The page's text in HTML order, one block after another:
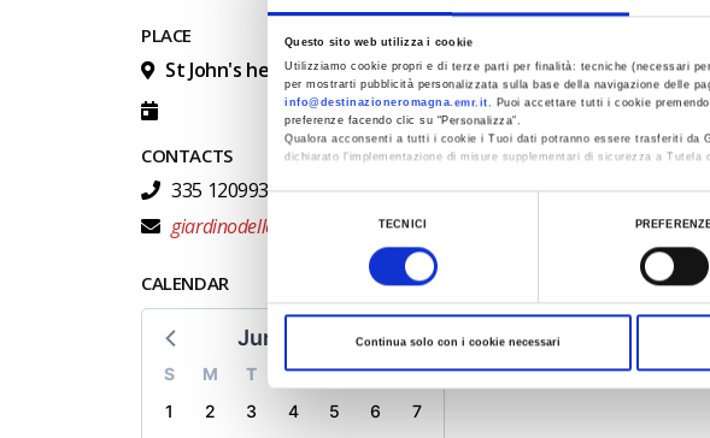
Questo sito web utilizza i cookie
Utilizziamo cookie propri e di terze parti per finalità: tecniche (necessari
per mostrarti pubblicità personalizzata sulla base della navigazione delle
info@destinazioneromagna.emr.it. Puoi accettare tutti i cookie
preferenze facendo clic su “Personalizza”.
Qualora acconsenti a tutti i cookie i Tuoi dati potranno essere trasferiti da
dichiarato l’implementazione di misure supplementari di sicurezza a
Al fine di revocare il consenso prestato e visualizzare le informazioni
del
TECNICI
Continua solo con i cookie necessari
PLACE
St John's herbs
CONTACTS
335 1209933
giardinodelleerbe@atlantide.net
CALENDAR
June 2025
S M T W T F
S
1
2 3 4 5 6
7